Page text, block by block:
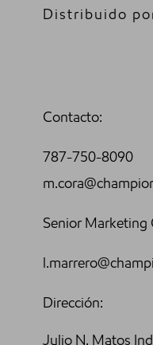
Distribuido
Contacto:
787-750-8090
Senior Marketing
Dirección:
Julio N. Matos